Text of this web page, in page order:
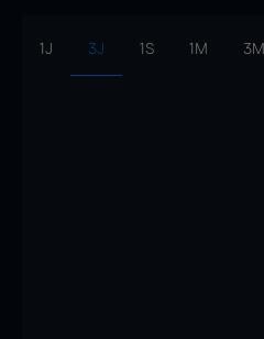
1J 3J 1S 1M 3M